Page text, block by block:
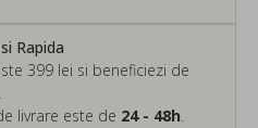
Rapida
399 lei si beneficiezi de
livrare este de 24 - 48h.